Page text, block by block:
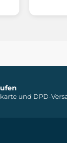
und DPD-